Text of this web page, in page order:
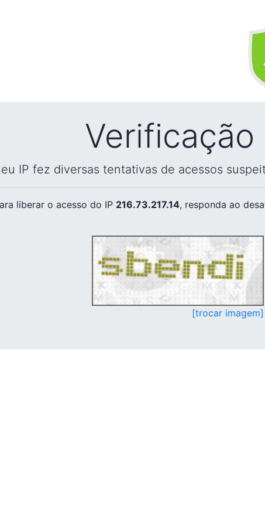
IP fez diversas tentativas de acessos
liberar o acesso do IP 216.73.217.14, responda ao
[trocar imagem]